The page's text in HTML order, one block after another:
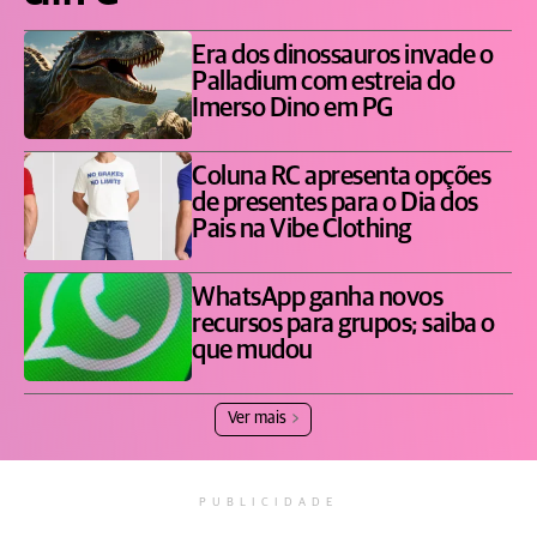
Era dos dinossauros invade o
Palladium com estreia do
Imerso Dino em PG
Coluna RC apresenta opções
de presentes para o Dia dos
Pais na Vibe Clothing
WhatsApp ganha novos
recursos para grupos; saiba o
que mudou
Ver mais
PUBLICIDADE